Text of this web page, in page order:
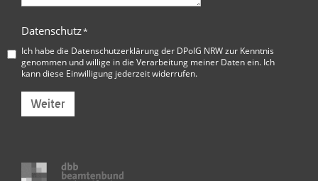
Datenschutz*
Ich habe die Datenschutzerklärung der DPolG NRWzur Kenntnis
genommen und willige in die Verarbeitung meiner Daten ein. Ich
kann diese Einwilligung jederzeit widerrufen.
Weiter